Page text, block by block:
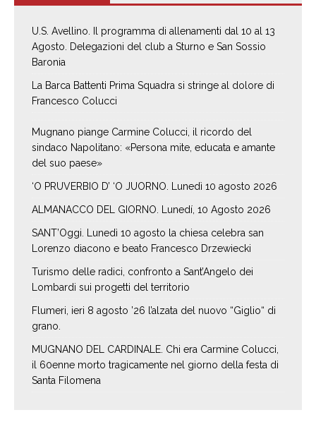
U.S. Avellino. Il programma di allenamenti dal 10 al 13
Agosto. Delegazioni del club a Sturno e San Sossio
Baronia
La Barca Battenti Prima Squadra si stringe al dolore di
Francesco Colucci
Mugnano piange Carmine Colucci, il ricordo del
sindaco Napolitano: «Persona mite, educata e amante
del suo paese»
‘O PRUVERBIO D’ ‘O JUORNO. Lunedì 10 agosto 2026
ALMANACCO DEL GIORNO. Lunedí, 10 Agosto 2026
SANT’Oggi. Lunedì 10 agosto la chiesa celebra san
Lorenzo diacono e beato Francesco Drzewiecki
Turismo delle radici, confronto a Sant’Angelo dei
Lombardi sui progetti del territorio
Flumeri, ieri 8 agosto ’26 l’alzata del nuovo “Giglio“ di
grano.
MUGNANO DEL CARDINALE. Chi era Carmine Colucci,
il 60enne morto tragicamente nel giorno della festa di
Santa Filomena